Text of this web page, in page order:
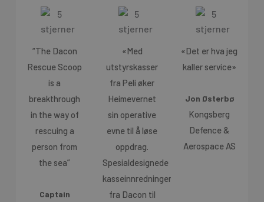
“The Dacon
Rescue Scoop
is a
breakthrough
in the way of
rescuing a
person from
the sea”
Captain
«Med
utstyrskasser
fra Peli øker
Heimevernet
sin operative
evne til å løse
oppdrag.
Spesialdesignede
kasseinnredninger
fra Dacon til
«Det er hva jeg
kaller service»
Jon Østerbø
Kongsberg
Defence &
Aerospace AS